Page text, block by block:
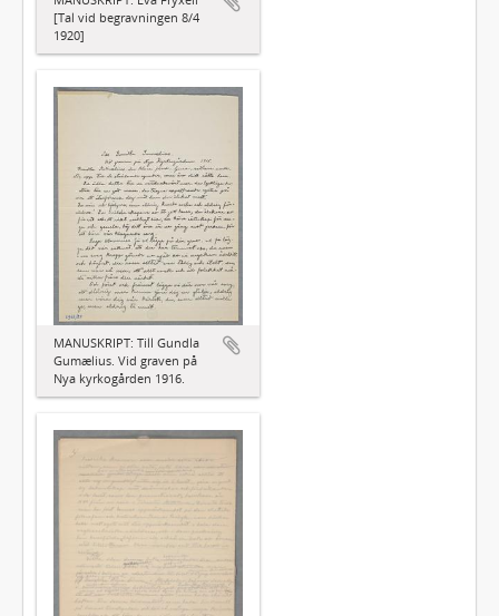
[Tal vid begravningen 8/4
1920]
MANUSKRIPT: Till Gundla
Gumælius. Vid graven på
Nya kyrkogården 1916.